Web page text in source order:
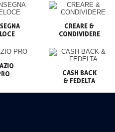
CREARE &
CONDIVIDERE
CASH BACK
& FEDELTA